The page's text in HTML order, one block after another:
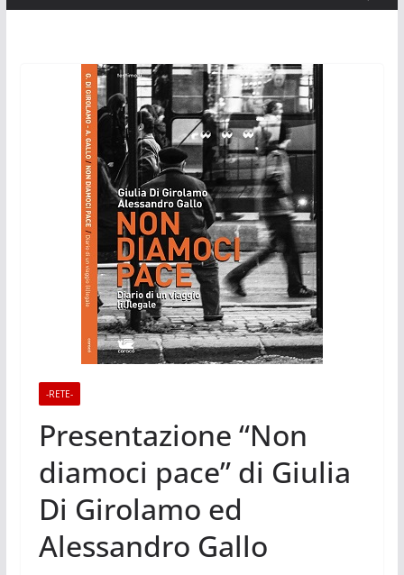
-RETE-
Presentazione “Non
diamoci pace” di Giulia
Di Girolamo ed
Alessandro Gallo